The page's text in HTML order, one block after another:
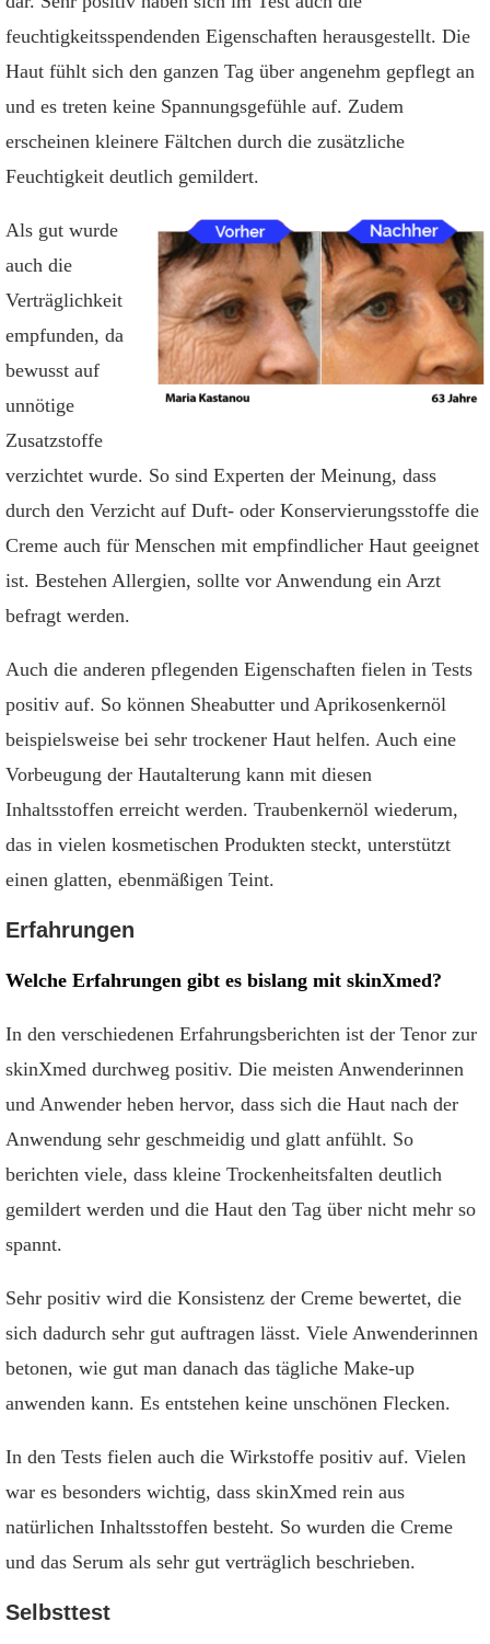
feuchtigkeitsspendenden Eigenschaften herausgestellt. Die
Haut fühlt sich den ganzen Tag über angenehm gepflegt an
und es treten keine Spannungsgefühle auf. Zudem
erscheinen kleinere Fältchen durch die zusätzliche
Feuchtigkeit deutlich gemildert.
Als gut wurde
auch die
Verträglichkeit
empfunden, da
bewusst auf
unnötige
Zusatzstoffe
verzichtet wurde. So sind Experten der Meinung, dass
durch den Verzicht auf Duft- oder Konservierungsstoffe die
Creme auch für Menschen mit empfindlicher Haut geeignet
ist. Bestehen Allergien, sollte vor Anwendung ein Arzt
befragt werden.
Auch die anderen pflegenden Eigenschaften fielen in Tests
positiv auf. So können Sheabutter und Aprikosenkernöl
beispielsweise bei sehr trockener Haut helfen. Auch eine
Vorbeugung der Hautalterung kann mit diesen
Inhaltsstoffen erreicht werden. Traubenkernöl wiederum,
das in vielen kosmetischen Produkten steckt, unterstützt
einen glatten, ebenmäßigen Teint.
Erfahrungen
Welche Erfahrungen gibt es bislang mit skinXmed?
In den verschiedenen Erfahrungsberichten ist der Tenor zur
skinXmed durchweg positiv. Die meisten Anwenderinnen
und Anwender heben hervor, dass sich die Haut nach der
Anwendung sehr geschmeidig und glatt anfühlt. So
berichten viele, dass kleine Trockenheitsfalten deutlich
gemildert werden und die Haut den Tag über nicht mehr so
spannt.
Sehr positiv wird die Konsistenz der Creme bewertet, die
sich dadurch sehr gut auftragen lässt. Viele Anwenderinnen
betonen, wie gut man danach das tägliche Make-up
anwenden kann. Es entstehen keine unschönen Flecken.
In den Tests fielen auch die Wirkstoffe positiv auf. Vielen
war es besonders wichtig, dass skinXmed rein aus
natürlichen Inhaltsstoffen besteht. So wurden die Creme
und das Serum als sehr gut verträglich beschrieben.
Selbsttest